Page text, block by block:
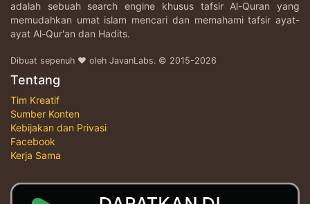
adalah sebuah search engine khusus tafsir Al-Quran yang
memudahkan umat islam mencari dan memahami tafsir ayat-
ayat Al-Qur'an dan Hadits.
Dibuat sepenuh ♥ oleh JavanLabs. © 2015-2026
Tentang
Tim Kreatif
Sumber Konten
Kebijakan dan Privasi
Facebook
Kerja Sama